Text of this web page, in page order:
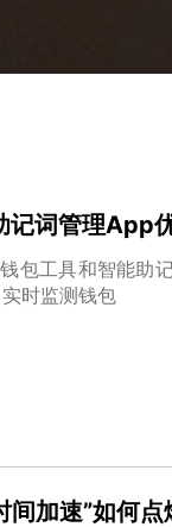
词管理App
包工具和智能助
时监测钱包
加速”如何